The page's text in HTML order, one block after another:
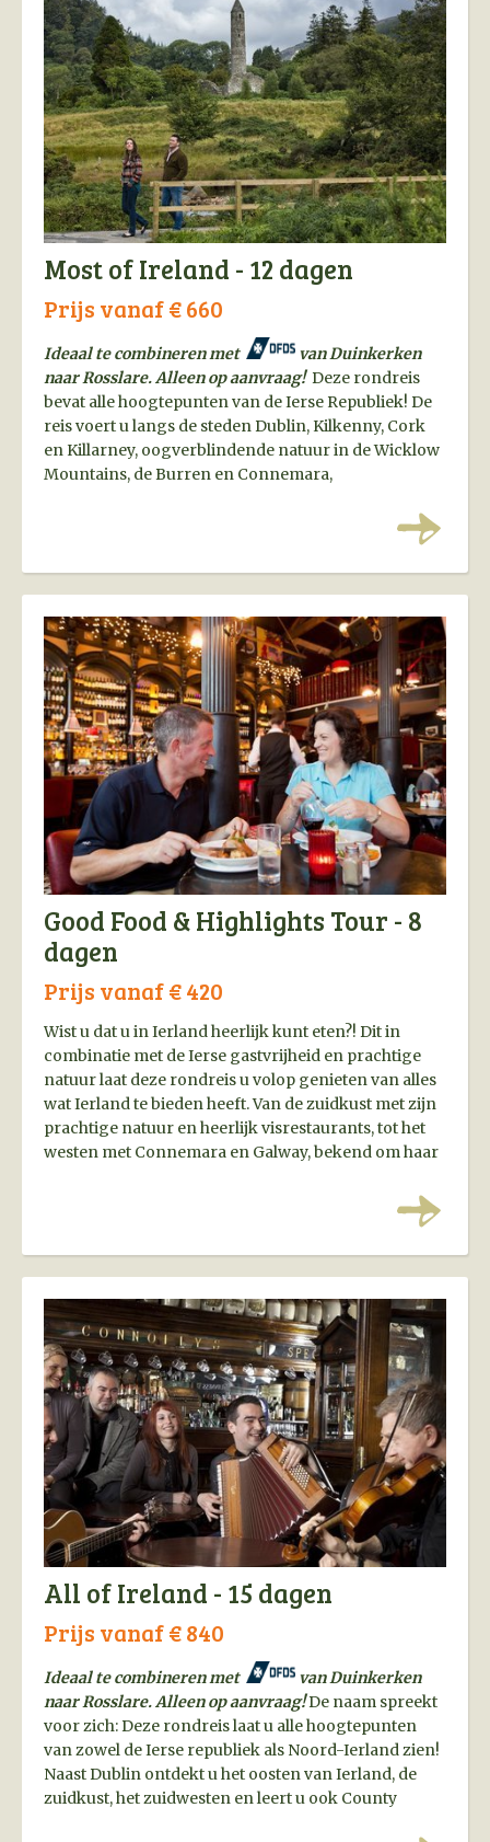
Most of Ireland - 12 dagen
Prijs vanaf € 660
Ideaal te combineren met
van Duinkerken
naar Rosslare. Alleen op aanvraag! Deze rondreis
bevat alle hoogtepunten van de Ierse Republiek! De
reis voert u langs de steden Dublin, Kilkenny, Cork
en Killarney, oogverblindende natuur in de Wicklow
Mountains, de Burren en Connemara,
of Cashel en de Brú na Bóinne Vallei. U zult zeker
Good Food & Highlights Tour - 8
dagen
Prijs vanaf € 420
Wist u dat u in Ierland heerlijk kunt eten?! Dit in
combinatie met de Ierse gastvrijheid en prachtige
natuur laat deze rondreis u volop genieten van alles
wat Ierland te bieden heeft. Van de zuidkust met zijn
prachtige natuur en heerlijk visrestaurants, tot het
westen met Connemara en Galway, bekend om haar
All of Ireland - 15 dagen
Prijs vanaf € 840
Ideaal te combineren met
van Duinkerken
naar Rosslare. Alleen op aanvraag!De naam spreekt
voor zich: Deze rondreis laat u alle hoogtepunten
van zowel de Ierse republiek als Noord-Ierland zien!
Naast Dublin ontdekt u het oosten van Ierland, de
zuidkust, het zuidwesten en leert u ook County